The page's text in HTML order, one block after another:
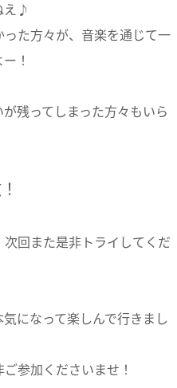
え♪
た方々が、音楽を通じて一
！
残ってしまった方々もいら
回また是非トライしてくだ
になって楽しんで行きまし
参加くださいませ！